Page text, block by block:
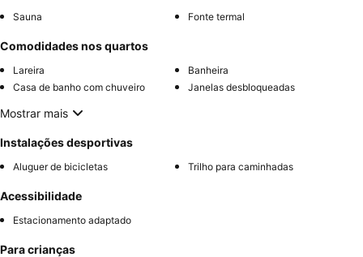
Sauna Fonte termal
Comodidades nos quartos
Lareira
Banheira
Casa de banho com chuveiro
Janelas desbloqueadas
Mostrar mais
Instalações desportivas
Aluguer de bicicletas Trilho para caminhadas
Acessibilidade
Estacionamento adaptado
Para crianças